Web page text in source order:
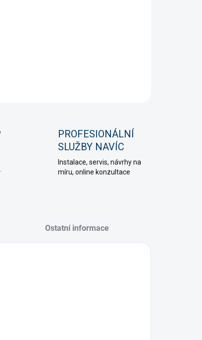
PROFESIONÁLNÍ
SLUŽBY NAVÍC
Instalace, servis, návrhy na
míru, online konzultace
Ostatní informace